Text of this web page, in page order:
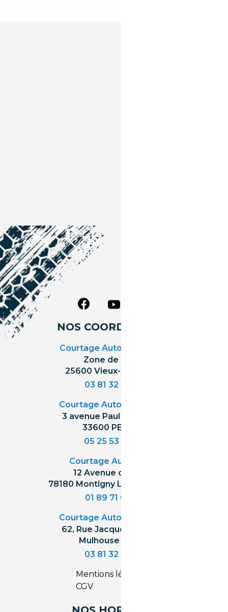
NOS COORDONNÉES
Courtage Auto Grand Est
Zone de l'Allan
25600 Vieux-Charmont
03 81 32 32 30
Courtage Auto Bordeaux
3 avenue Paul LANGEVIN
33600 PESSAC
05 25 53 07 73
Courtage Auto Paris
12 Avenue des Prés
78180 Montigny Le Bretonneux
01 89 71 00 37
Courtage Auto Mulhouse
62, Rue Jacques Mugnier
Mulhouse 68200
03 81 32 32 30
Mentions légales
CGV